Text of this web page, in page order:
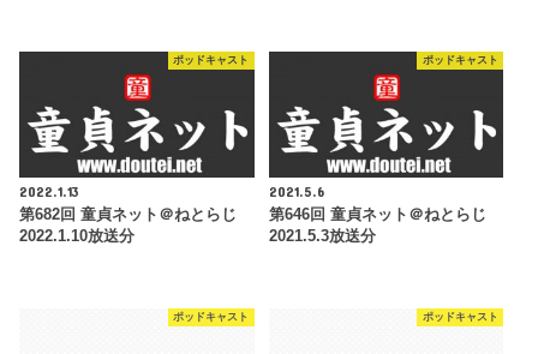
ポッドキャスト
2022.1.13
第682回 童貞ネット＠ねとらじ
2022.1.10放送分
ポッドキャスト
2021.5.6
第646回 童貞ネット＠ねとらじ
2021.5.3放送分
ポッドキャスト ポッドキャスト